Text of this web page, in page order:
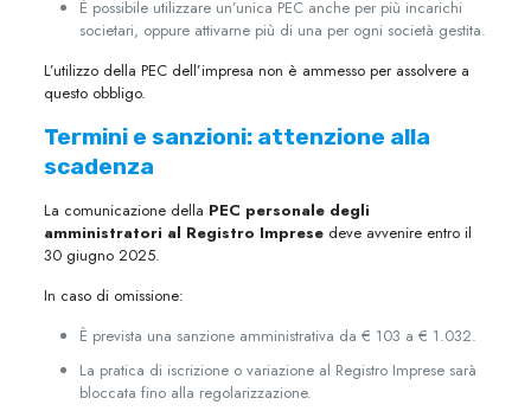
È possibile utilizzare un’unica PEC anche per più incarichi
societari, oppure attivarne più di una per ogni società gestita.
L’utilizzo della PEC dell’impresa non è ammesso per assolvere a
questo obbligo.
Termini e sanzioni: attenzione alla
scadenza
La comunicazione della PEC personale degli
amministratori al Registro Impresedeve avvenire entro il
30 giugno 2025.
In caso di omissione:
È prevista una sanzione amministrativa da € 103 a € 1.032.
La pratica di iscrizione o variazione al Registro Imprese sarà
bloccata fino alla regolarizzazione.